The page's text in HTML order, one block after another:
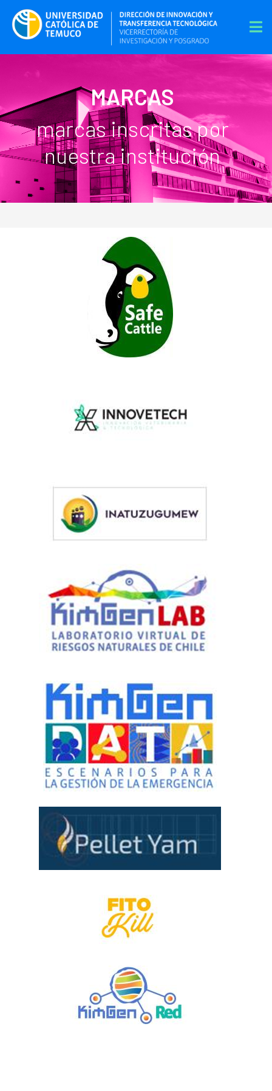
MARCAS
marcas inscritas por
nuestra institución